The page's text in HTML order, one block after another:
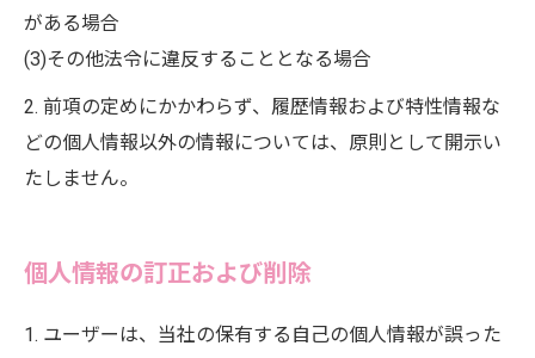
がある場合
(3)その他法令に違反することとなる場合
2. 前項の定めにかかわらず、履歴情報および特性情報な
どの個人情報以外の情報については、原則として開示い
たしません。
個人情報の訂正および削除
1. ユーザーは、当社の保有する自己の個人情報が誤った
お問い合わせはこちら